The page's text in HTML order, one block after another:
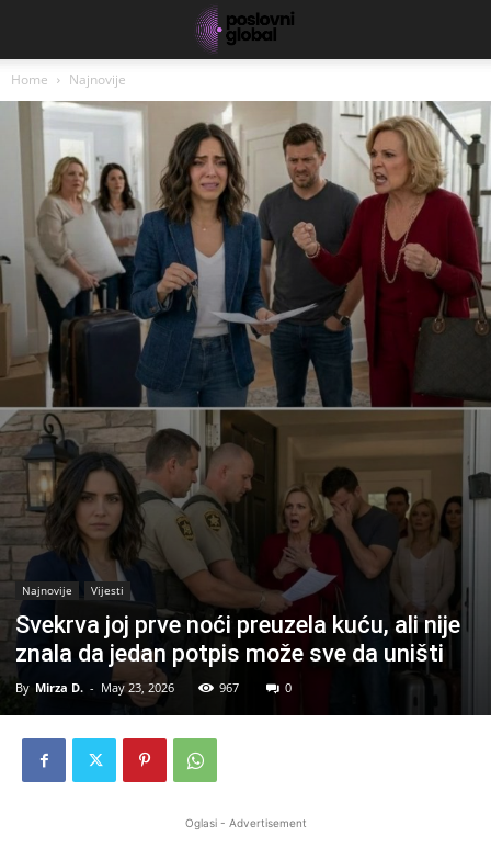
Home Najnovije
Najnovije Vijesti
Svekrva joj prve noći preuzela kuću, ali nije
znala da jedan potpis može sve da uništi
By Mirza D. - May 23, 2026 967 0
Oglasi - Advertisement